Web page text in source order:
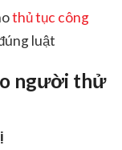
thủ tục công
luật
người thử